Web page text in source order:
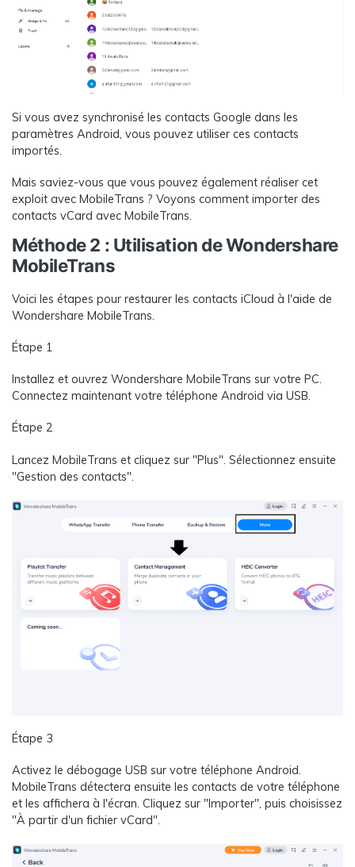
Si vous avez synchronisé les contacts Google dans les
paramètres Android, vous pouvez utiliser ces contacts
importés.
Mais saviez-vous que vous pouvez également réaliser cet
exploit avec MobileTrans ? Voyons comment importer des
contacts vCard avec MobileTrans.
Méthode 2 : Utilisation de Wondershare
MobileTrans
Voici les étapes pour restaurer les contacts iCloud à l'aide de
Wondershare MobileTrans.
Étape 1
Installez et ouvrez Wondershare MobileTrans sur votre PC.
Connectez maintenant votre téléphone Android via USB.
Étape 2
Lancez MobileTrans et cliquez sur "Plus". Sélectionnez ensuite
"Gestion des contacts".
Étape 3
Activez le débogage USB sur votre téléphone Android.
MobileTrans détectera ensuite les contacts de votre téléphone
et les affichera à l'écran. Cliquez sur "Importer", puis choisissez
"À partir d'un fichier vCard".